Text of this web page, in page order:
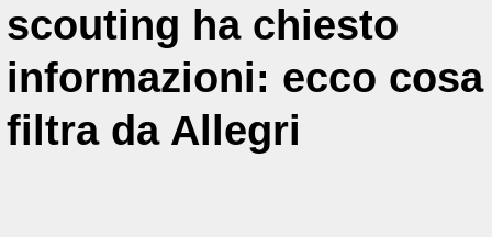
scouting ha chiesto
informazioni: ecco cosa
filtra da Allegri